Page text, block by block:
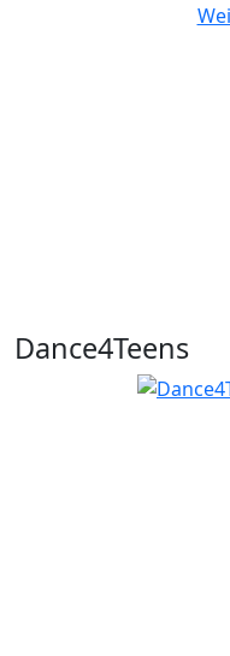
Dance4Teens